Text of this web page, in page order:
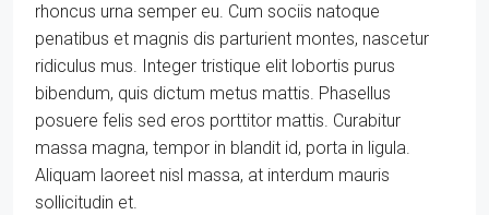
rhoncus urna semper eu. Cum sociis natoque
penatibus et magnis dis parturient montes, nascetur
ridiculus mus. Integer tristique elit lobortis purus
bibendum, quis dictum metus mattis. Phasellus
posuere felis sed eros porttitor mattis. Curabitur
massa magna, tempor in blandit id, porta in ligula.
Aliquam laoreet nisl massa, at interdum mauris
sollicitudin et.